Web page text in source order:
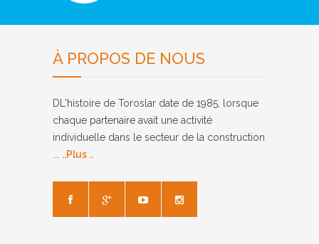
À PROPOS DE NOUS
DL'histoire de Toroslar date de 1985, lorsque
chaque partenaire avait une activité
individuelle dans le secteur de la construction
... ..Plus ..